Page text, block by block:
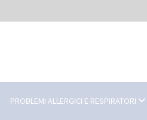
PROBLEMI ALLERGICI E RESPIRATORI